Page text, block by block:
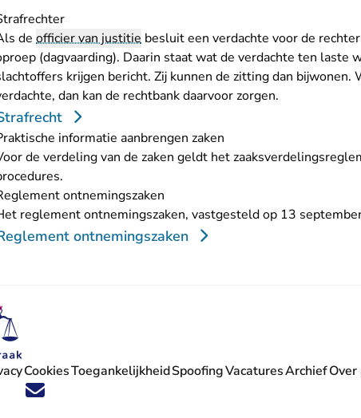
de officier van justitie besluit een verdachte voor de
(dagvaarding). Daarin staat wat de verdachte ten laste
krijgen bericht. Zij kunnen de zitting dan
dan kan de rechtbank daarvoor zorgen.
informatie aanbrengen zaken
de verdeling van de zaken geldt het
.
ontnemingszaken
reglement ontnemingszaken, vastgesteld op 13
ontnemingszaken
X (Twitter) - U verlaat Rechtspraak.nl
op Facebook - U verlaat Rechtspraak.nl
ons op Instagram - U verlaat Rechtspraak.nl
ons op Youtube - U verlaat Rechtspraak.nl
Volg ons op LinkedIn - U verlaat Rechtspraak.nl
'Blijf op de hoogte' nieuwsbrief - U verlaat Rechtspraak.nl
CookiesToegankelijkheidSpoofingVacatures
- U verlaatArchief